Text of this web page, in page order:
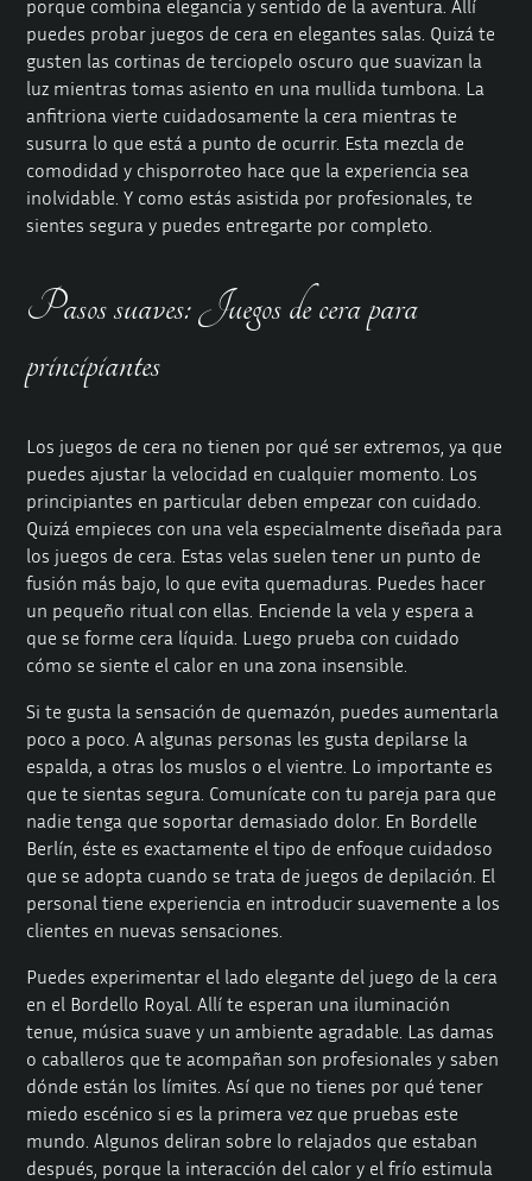
porque combina elegancia y sentido de la aventura. Allí
puedes probar juegos de cera en elegantes salas. Quizá te
gusten las cortinas de terciopelo oscuro que suavizan la
luz mientras tomas asiento en una mullida tumbona. La
anfitriona vierte cuidadosamente la cera mientras te
susurra lo que está a punto de ocurrir. Esta mezcla de
comodidad y chisporroteo hace que la experiencia sea
inolvidable. Y como estás asistida por profesionales, te
sientes segura y puedes entregarte por completo.
Pasos suaves: Juegos de cera para
principiantes
Los juegos de cera no tienen por qué ser extremos, ya que
puedes ajustar la velocidad en cualquier momento. Los
principiantes en particular deben empezar con cuidado.
Quizá empieces con una vela especialmente diseñada para
los juegos de cera. Estas velas suelen tener un punto de
fusión más bajo, lo que evita quemaduras. Puedes hacer
un pequeño ritual con ellas. Enciende la vela y espera a
que se forme cera líquida. Luego prueba con cuidado
cómo se siente el calor en una zona insensible.
Si te gusta la sensación de quemazón, puedes aumentarla
poco a poco. A algunas personas les gusta depilarse la
espalda, a otras los muslos o el vientre. Lo importante es
que te sientas segura. Comunícate con tu pareja para que
nadie tenga que soportar demasiado dolor. En Bordelle
Berlín, éste es exactamente el tipo de enfoque cuidadoso
que se adopta cuando se trata de juegos de depilación. El
personal tiene experiencia en introducir suavemente a los
clientes en nuevas sensaciones.
Puedes experimentar el lado elegante del juego de la cera
en el Bordello Royal. Allí te esperan una iluminación
tenue, música suave y un ambiente agradable. Las damas
o caballeros que te acompañan son profesionales y saben
dónde están los límites. Así que no tienes por qué tener
miedo escénico si es la primera vez que pruebas este
mundo. Algunos deliran sobre lo relajados que estaban
después, porque la interacción del calor y el frío estimula